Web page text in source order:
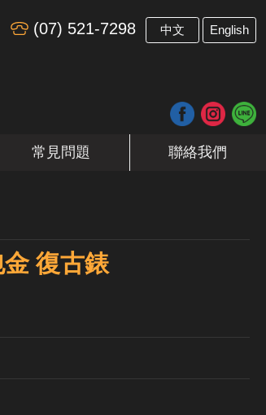
(07) 521-7298 中文 English
常見問題 聯絡我們
復古錶